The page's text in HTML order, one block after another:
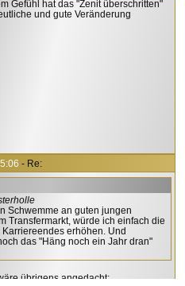
Gefühl hat das "Zenit überschritten"
und gute Veränderung
- Re:
Schwemme an guten jungen
Transfermarkt, würde ich einfach die
erhöhen. Und
das "Häng noch ein Jahr dran"
übrigens angedacht: